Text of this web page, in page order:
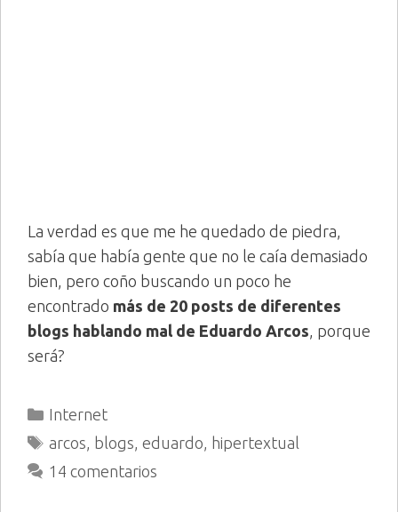
La verdad es que me he quedado de piedra,
sabía que había gente que no le caía demasiado
bien, pero coño buscando un poco he
encontrado más de 20 posts de diferentes
blogs hablando mal de Eduardo Arcos, porque
será?
Categorías
Internet
Etiquetas
arcos, blogs, eduardo, hipertextual
14 comentarios